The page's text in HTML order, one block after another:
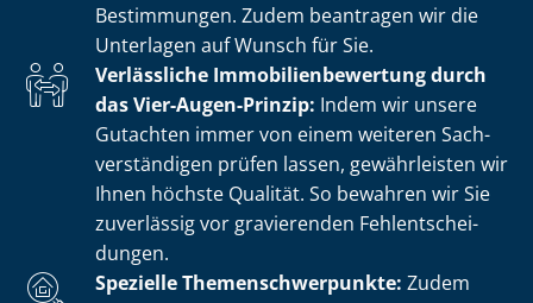
Bestimmungen. Zudem beantragen wir die
Unterlagen auf Wunsch für Sie.
Verlässliche Im­mo­bi­li­en­be­wer­tung durch
das Vier-Augen-Prinzip: Indem wir unsere
Gutachten immer von einem weiteren Sach­
ver­stän­di­gen prüfen lassen, gewährleisten wir
Ihnen höchste Qualität. So bewahren wir Sie
zuverlässig vor gravierenden Fehl­ent­schei­
dun­gen.
Spezielle The­men­schwer­punk­te: Zudem